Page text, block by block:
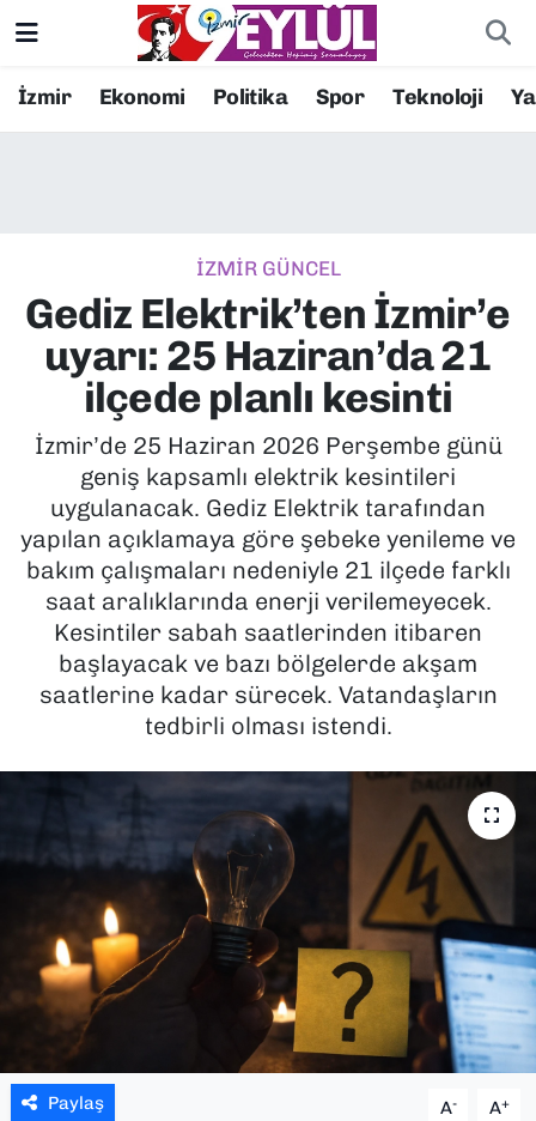
İzmir Ekonomi Politika Spor Teknoloji
İZMİR GÜNCEL
Gediz Elektrik’ten İzmir’e
uyarı: 25 Haziran’da 21
ilçede planlı kesinti
İzmir’de 25 Haziran 2026 Perşembe günü
geniş kapsamlı elektrik kesintileri
uygulanacak. Gediz Elektrik tarafından
yapılan açıklamaya göre şebeke yenileme ve
bakım çalışmaları nedeniyle 21 ilçede farklı
saat aralıklarında enerji verilemeyecek.
Kesintiler sabah saatlerinden itibaren
başlayacak ve bazı bölgelerde akşam
saatlerine kadar sürecek. Vatandaşların
tedbirli olması istendi.
Paylaş A- A+
Resmi İlanlar
EKONOMİ
KÜLTÜR SANAT
MAGAZİN
POLİTİKA
SAĞLIK
SPOR
TEKNOLOJİ
YEREL YÖNETİMLER
Konak Nöbetçi Eczaneler
Süper Lig Puan Durumu ve Fikstür
Tüm Manşetler
Son Dakika Haberleri
Haber Arşivi